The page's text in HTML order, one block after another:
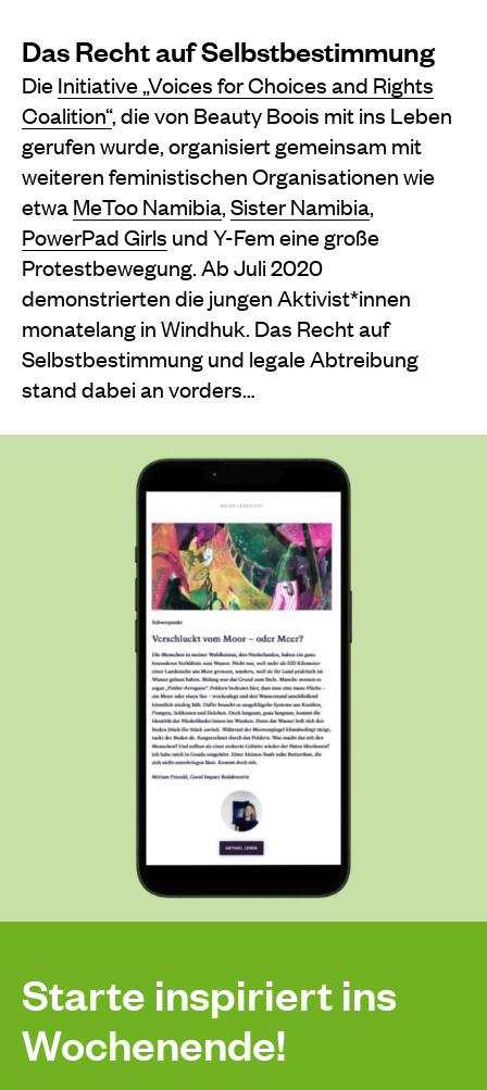
Das Recht auf Selbstbestimmung
DieInitiative„Voices for Choices and Rights
Coalition“, die von Beauty Boois mit ins Leben
gerufen wurde, organisiert gemeinsam mit
weiteren feministischen Organisationen wie
etwaMeToo Namibia,Sister Namibia,
PowerPad Girls und Y-Fem eine große
Protestbewegung. Ab Juli 2020
demonstrierten die jungen Aktivist*innen
monatelang in Windhuk. Das Recht auf
Selbstbestimmung und legale Abtreibung
stand dabei an vorders…
Starte inspiriert ins
Wochenende!